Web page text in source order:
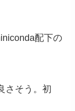
配下の
さそう。初